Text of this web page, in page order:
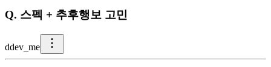
Q. 스펙 + 추후행보 고민
ddev_me